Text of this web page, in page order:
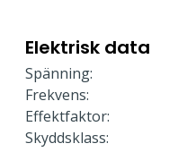
Elektrisk data
Spänning:
Frekvens:
Effektfaktor:
Skyddsklass: